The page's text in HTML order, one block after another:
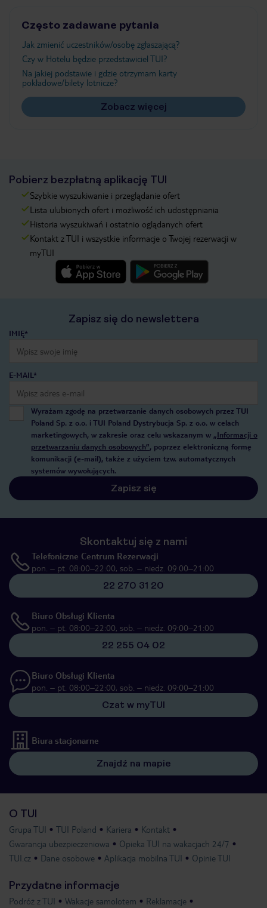
Często zadawane pytania
Jak zmienić uczestników/osobę zgłaszającą?
Czy w Hotelu będzie przedstawiciel TUI?
Na jakiej podstawie i gdzie otrzymam karty
pokładowe/bilety lotnicze?
Zobacz więcej
Pobierz bezpłatną aplikację TUI
Szybkie wyszukiwanie i przeglądanie ofert
Lista ulubionych ofert i możliwość ich udostępniania
Historia wyszukiwań i ostatnio oglądanych ofert
Kontakt z TUI i wszystkie informacje o Twojej rezerwacji w
myTUI
Zapisz się do newslettera
IMIĘ*
E-MAIL*
Wyrażam zgodę na przetwarzanie danych osobowych przez TUI
Poland Sp. z o.o. i TUI Poland Dystrybucja Sp. z o.o. w celach
marketingowych, w zakresie oraz celu wskazanym w „Informacji o
przetwarzaniu danych osobowych”, poprzez elektroniczną formę
komunikacji (e-mail), także z użyciem tzw. automatycznych
systemów wywołujących.
Zapisz się
Skontaktuj się z nami
Telefoniczne Centrum Rezerwacji
pon. – pt. 08:00–22:00, sob. – niedz. 09:00–21:00
22 270 31 20
Biuro Obsługi Klienta
pon. – pt. 08:00–22:00, sob. – niedz. 09:00–21:00
22 255 04 02
Biuro Obsługi Klienta
pon. – pt. 08:00–22:00, sob. – niedz. 09:00–21:00
Czat w myTUI
Biura stacjonarne
Znajdź na mapie
O TUI
Grupa TUI TUI Poland Kariera
Kontakt
Gwarancja ubezpieczeniowa
Opieka TUI na wakacjach 24/7
TUI.cz
Dane osobowe Aplikacja mobilna TUI Opinie TUI
Przydatne informacje
Podróż z TUI Wakacje samolotem Reklamacje